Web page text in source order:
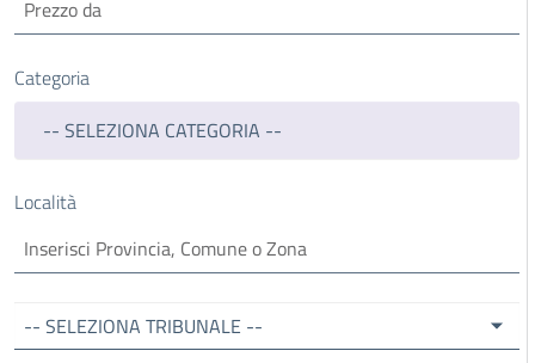
Categoria
-- SELEZIONA CATEGORIA --
Località
-- SELEZIONA TRIBUNALE --